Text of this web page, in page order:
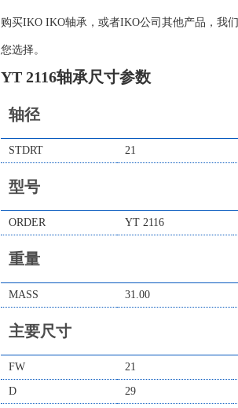
购买IKO IKO轴承，或者IKO公司其他产品，我
您选择。
YT 2116轴承尺寸参数
轴径
STDRT 21
型号
ORDER YT 2116
重量
MASS 31.00
主要尺寸
FW 21
D 29